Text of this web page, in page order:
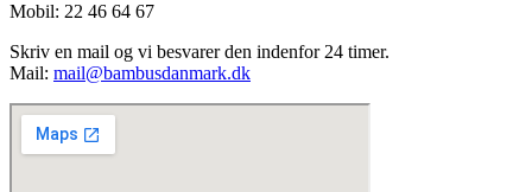
Mobil: 22 46 64 67
Skriv en mail og vi besvarer den indenfor 24 timer.
Mail: mail@bambusdanmark.dk